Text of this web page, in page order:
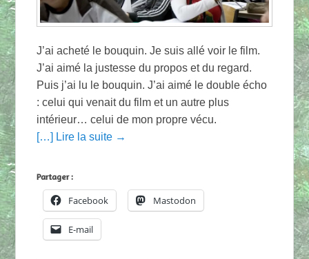
J’ai acheté le bouquin. Je suis allé voir le film.
J’ai aimé la justesse du propos et du regard.
Puis j’ai lu le bouquin. J’ai aimé le double écho
: celui qui venait du film et un autre plus
intérieur… celui de mon propre vécu.
[…] Lire la suite →
Partager :
Facebook Mastodon
E-mail